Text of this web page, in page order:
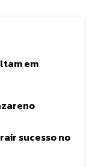
em
sucesso no